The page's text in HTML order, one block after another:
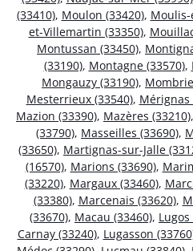
(33410), Moulon (33420), Moulis-
et-Villemartin (33350),
Montussan (33450),
(33190), Montagne (33570),
Mongauzy (33190),
Mesterrieux (33540), Mérignas
Mazion (33390), Mazères (33210),
(33790), Masseilles (33690),
(33650), Martignas-sur-Jalle
(16570), Marions (33690),
(33220), Margaux (33460),
(33380), Marcenais (33620),
(33670), Macau (33460), Lugos
Carnay (33240), Lugasson